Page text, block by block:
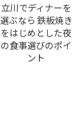
立川でディナーを
選ぶなら 鉄板焼き
をはじめとした夜
の食事選びのポイ
ント